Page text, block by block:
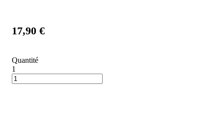
17,90 €
Quantité
1